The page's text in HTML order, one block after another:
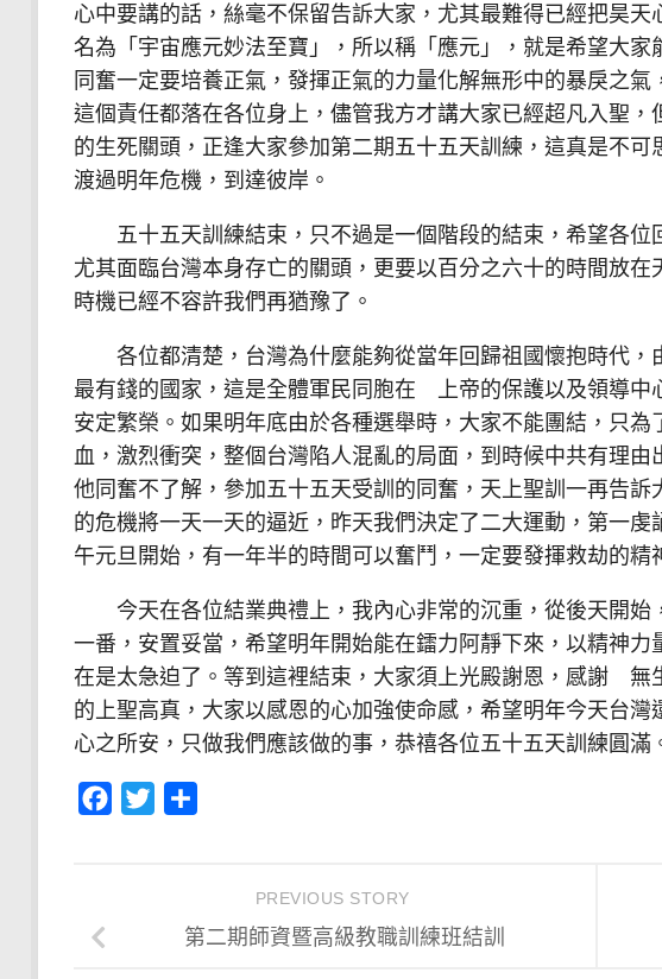
心中要講的話，絲毫不保留告訴大家，尤其最難得已經把昊
名為「宇宙應元妙法至寶」，所以稱「應元」，就是希望大
同奮一定要培養正氣，發揮正氣的力量化解無形中的暴戾之
這個責任都落在各位身上，儘管我方才講大家已經超凡入聖
的生死關頭，正逢大家參加第二期五十五天訓練，這真是不
渡過明年危機，到達彼岸。
五十五天訓練結束，只不過是一個階段的結束，希望各位
尤其面臨台灣本身存亡的關頭，更要以百分之六十的時間放
時機已經不容許我們再猶豫了。
各位都清楚，台灣為什麼能夠從當年回歸祖國懷抱時代，
最有錢的國家，這是全體軍民同胞在 上帝的保護以及領導中
安定繁榮。如果明年底由於各種選舉時，大家不能團結，只
血，激烈衝突，整個台灣陷人混亂的局面，到時候中共有理
他同奮不了解，參加五十五天受訓的同奮，天上聖訓一再告
的危機將一天一天的逼近，昨天我們決定了二大運動，第一
午元旦開始，有一年半的時間可以奮鬥，一定要發揮救劫的精
今天在各位結業典禮上，我內心非常的沉重，從後天開始
一番，安置妥當，希望明年開始能在鐳力阿靜下來，以精神
在是太急迫了。等到這裡結束，大家須上光殿謝恩，感謝 無
的上聖高真，大家以感恩的心加強使命感，希望明年今天台
心之所安，只做我們應該做的事，恭禧各位五十五天訓練圓滿
Facebook
Twitter
PREVIOUS STORY
第二期師資暨高級教職訓練班結訓